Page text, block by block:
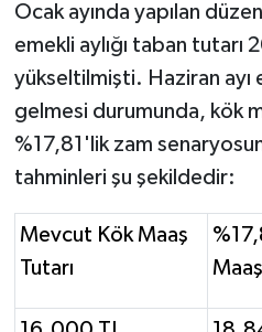
Ocak ayında yapılan
emekli aylığı taban
yükseltilmişti. Haziran ayı
gelmesi durumunda, kök
%17,81'lik zam
tahminleri şu şekildedir:
Mevcut Kök Maaş
Tutarı